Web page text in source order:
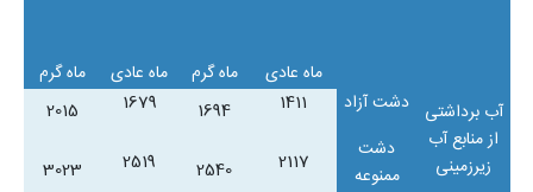
ماه عادی ماه گرم ماه عادی
ماه گرم
آب برداشتی
از منابع آب
زیرزمینی
دشت آزاد 1411
1694
1679
2015
دشت
ممنوعه
2117
2540
2519
3023